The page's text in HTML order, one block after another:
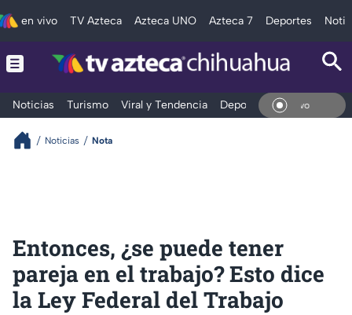
en vivo TV Azteca Azteca UNO Azteca 7 Deportes
Noticias Turismo Viral y Tendencia Deportes Espectáculos
En
Noticias Nota
Entonces, ¿se puede tener
pareja en el trabajo? Esto dice
la Ley Federal del Trabajo